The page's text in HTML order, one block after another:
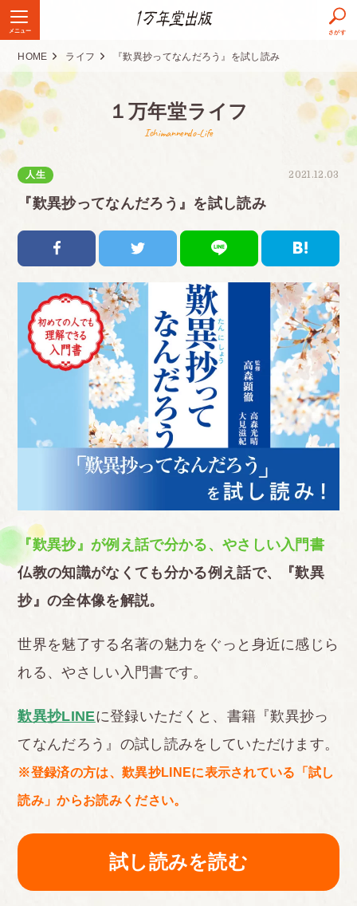
メニュー さがす
HOME ライフ 『歎異抄ってなんだろう』を試し読み
１万年堂ライフ
Ichimannendo-Life
2021.12.03
人生
『歎異抄ってなんだろう』を試し読み
『歎異抄』が例え話で分かる、やさしい入門書
仏教の知識がなくても分かる例え話で、『歎異
抄』の全体像を解説。
世界を魅了する名著の魅力をぐっと身近に感じら
れる、やさしい入門書です。
歎異抄LINEに登録いただくと、書籍『歎異抄っ
てなんだろう』の試し読みをしていただけます。
※登録済の方は、歎異抄LINEに表示されている「試し
読み」からお読みください。
試し読みを読む